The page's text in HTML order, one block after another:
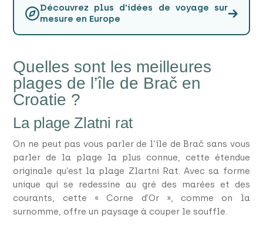
Découvrez plus d'idées de voyage sur
mesure en Europe
→
Quelles sont les meilleures
plages de l’île de Brač en
Croatie ?
La plage Zlatni rat
On ne peut pas vous parler de l’île de Brač sans vous
parler de la plage la plus connue, cette étendue
originale qu’est la plage Zlartni Rat. Avec sa forme
unique qui se redessine au gré des marées et des
courants, cette « Corne d’Or », comme on la
surnomme, offre un paysage à couper le souffle.